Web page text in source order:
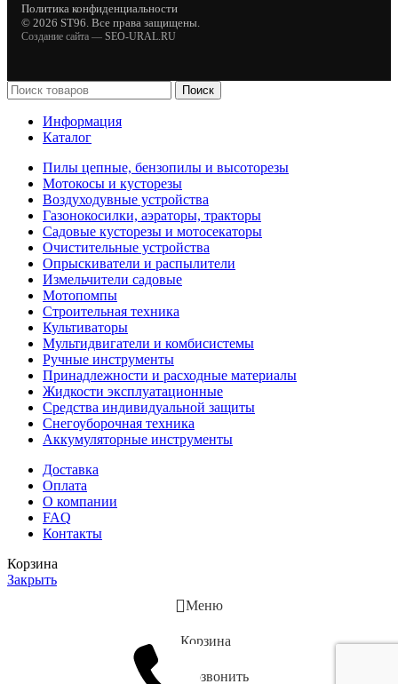
Политика конфиденциальности
© 2026 ST96. Все права защищены.
Создание сайта — SEO-URAL.RU
Поиск
Информация
Каталог
Пилы цепные, бензопилы и высоторезы
Мотокосы и кусторезы
Воздуходувные устройства
Газонокосилки, аэраторы, тракторы
Садовые кусторезы и мотосекаторы
Очистительные устройства
Опрыскиватели и распылители
Измельчители садовые
Мотопомпы
Строительная техника
Культиваторы
Мультидвигатели и комбисистемы
Ручные инструменты
Принадлежности и расходные материалы
Жидкости эксплуатационные
Средства индивидуальной защиты
Снегоуборочная техника
Аккумуляторные инструменты
Доставка
Оплата
О компании
FAQ
Контакты
Корзина
Закрыть
Меню
Корзина
Позвонить